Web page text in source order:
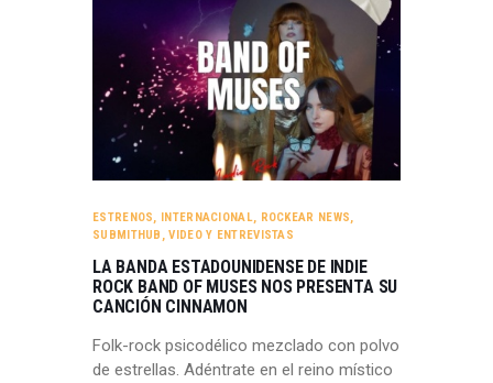
ESTRENOS, INTERNACIONAL, ROCKEAR NEWS,
SUBMITHUB ,VIDEO Y ENTREVISTAS
LA BANDA ESTADOUNIDENSE DE INDIE
ROCK BAND OF MUSES NOS PRESENTA SU
CANCIÓN CINNAMON
Folk-rock psicodélico mezclado con polvo
de estrellas. Adéntrate en el reino místico